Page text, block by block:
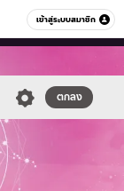
เข้าสู่ระบบสมาชิก
หมวดอื่นๆ
ตกลง